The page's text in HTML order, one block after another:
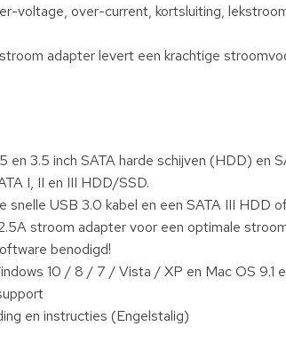
voltage, over-current, kortsluiting,
adapter levert een krachtige
en 3.5 inch SATA harde schijven (HDD) en
I, II en III HDD/SSD.
snelle USB 3.0 kabel en een SATA III HDD
stroom adapter voor een optimale
benodigd!
10 / 8 / 7 / Vista / XP en Mac OS 9.1
en instructies (Engelstalig)